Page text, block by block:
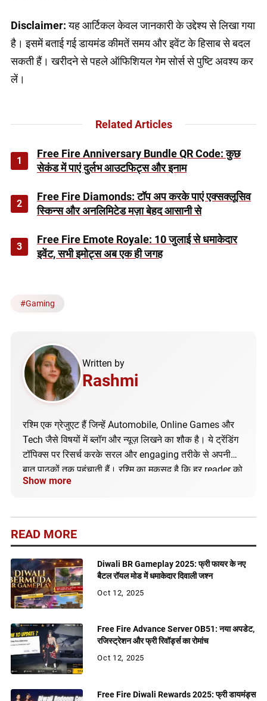
Disclaimer:यह आर्टिकल केवल जानकारी के उद्देश्य से लिखा गया
है। इसमें बताई गई डायमंड कीमतें समय और इवेंट के हिसाब से बदल
सकती हैं। खरीदने से पहले ऑफिशियल गेम सोर्स से पुष्टि अवश्य कर
लें।
Related Articles
1
Free Fire Anniversary Bundle QR Code: कुछ
सेकंड में पाएं दुर्लभ आउटफिट्स और इनाम
2
Free Fire Diamonds: टॉप अप करके पाएं एक्सक्लूसिव
स्किन्स और अनलिमिटेड मज़ा बेहद आसानी से
3
Free Fire Emote Royale: 10 जुलाई से धमाकेदार
इवेंट, सभी इमोट्स अब एक ही जगह
#Gaming
Written by
Rashmi
रश्मि एक ग्रेजुएट हैं जिन्हें Automobile, Online Games और
Tech जैसे विषयों में ब्लॉग और न्यूज़ लिखने का शौक है। ये ट्रेंडिंग
टॉपिक्स पर रिसर्च करके सरल और engaging तरीके से अपनी
बात पाठकों तक पहुंचाती हैं। रश्मि का मकसद है कि हर reader को
सही और अपडेटेड जानकारी मिले।
Show more
READ MORE
Diwali BR Gameplay 2025: फ्री फायर के नए
बैटल रॉयल मोड में धमाकेदार दिवाली जश्न
Oct 12, 2025
Free Fire Advance Server OB51: नया अपडेट,
रजिस्ट्रेशन और फ्री रिवॉर्ड्स का रोमांच
Oct 12, 2025
Free Fire Diwali Rewards 2025: फ्री डायमंड्स